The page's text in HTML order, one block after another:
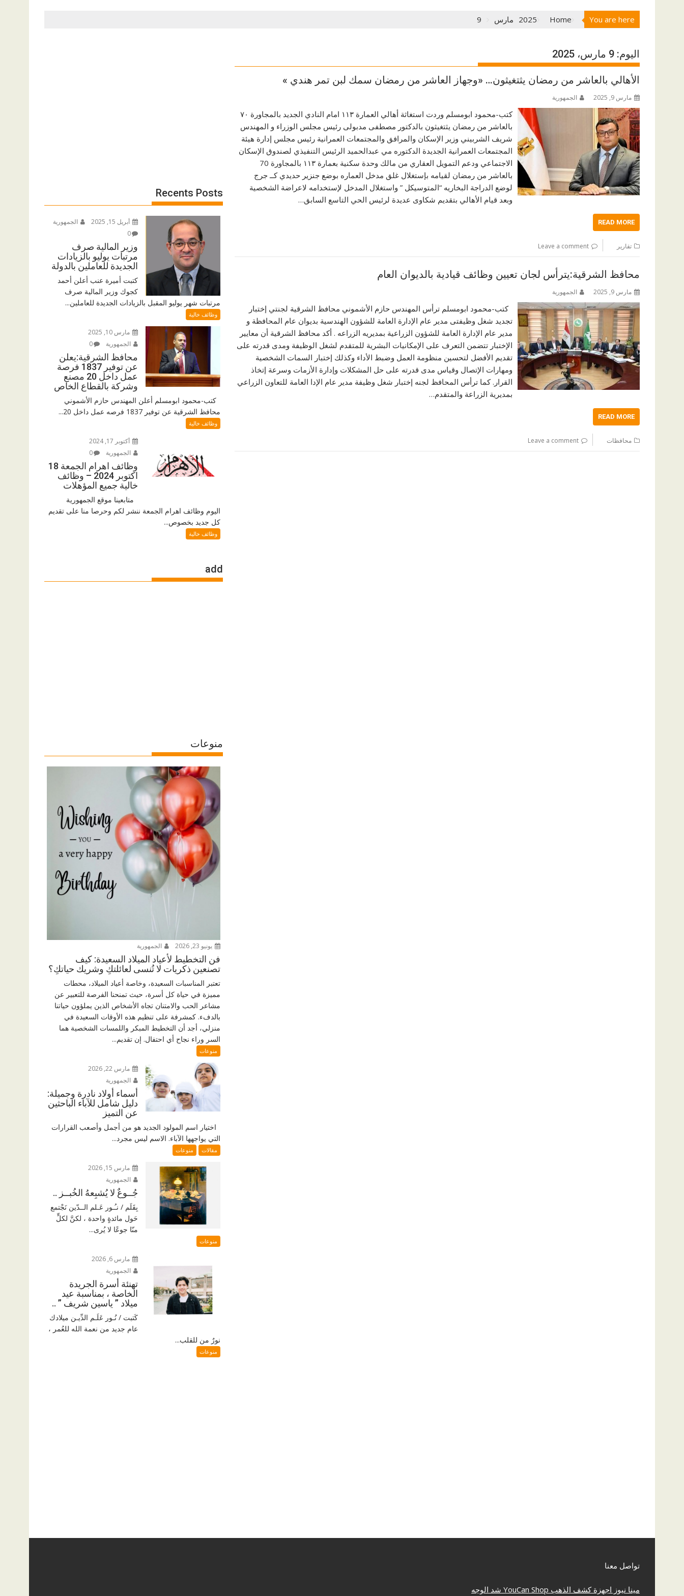
You are here
Home
2025 مارس 9
اليوم: 9 مارس، 2025
الأهالي بالعاشر من رمضان يثتغيثون… «وجهاز العاشر من رمضان سمك لبن تمر هندي »
مارس 9, 2025 الجمهورية
كتب-محمود ابومسلم وردت استغاثة أهالي العمارة ١١٣ امام النادي الجديد بالمجاورة ٧٠
بالعاشر من رمضان يثتغيثون بالدكتور مصطفى مدبولى رئيس مجلس الوزراء و المهندس
شريف الشربيني وزير الإسكان والمرافق والمجتمعات العمرانية رئيس مجلس إدارة هيئة
المجتمعات العمرانية الجديدة الدكتوره مي عبدالحميد الرئيس التنفيذي لصندوق الإسكان
الاجتماعي ودعم التمويل العقاري من مالك وحدة سكنية بعمارة ١١٣ بالمجاورة 70
بالعاشر من رمضان لقيامه بإستغلال غلق مدخل العماره بوضع جنزير حديدي كــ جرج
لوضع الدراجة البخاريه “المتوسيكل ” واستغلال المدخل لإستخدامه لاعراضة الشخصية
وبعد قيام الأهالي بتقديم شكاوى عديدة لرئيس الحي التاسع السابق…
READ MORE
تقارير Leave a comment
محافظ الشرقية:يترأس لجان تعيين وظائف قيادية بالديوان العام
مارس 9, 2025 الجمهورية
كتب-محمود ابومسلم ترأس المهندس حازم الأشموني محافظ الشرقية لجنتي إختبار
تجديد شغل وظيفتى مدير عام الإدارة العامة للشؤون الهندسية بديوان عام المحافظة و
مدير عام الإدارة العامة للشؤون الزراعية بمديريه الزراعه . أكد محافظ الشرقية أن معايير
الإختبار تتضمن التعرف على الإمكانيات البشرية للمتقدم لشغل الوظيفة ومدى قدرته على
تقديم الأفضل لتحسين منظومة العمل وضبط الأداء وكذلك إختبار السمات الشخصية
ومهارات الإتصال وقياس مدى قدرته على حل المشكلات وإدارة الأزمات وسرعة إتخاذ
القرار. كما ترأس المحافظ لجنه إختبار شغل وظيفة مدير عام الإدا العامة للتعاون الزراعي
بمديرية الزراعة والمتقدم…
READ MORE
محافظات Leave a comment
Recents Posts
أبريل 15, 2025
الجمهورية
0
وزير المالية صرف
مرتبات يوليو بالزيادات
الجديدة للعاملين بالدولة
كتبت أميرة عنب أعلن أحمد
كجوك وزير المالية صرف
مرتبات شهر يوليو المقبل بالزيادات الجديدة للعاملين...
وظائف خالية
مارس 10, 2025
الجمهورية
0
محافظ الشرقية:يعلن
عن توفير 1837 فرصة
عمل داخل 20 مصنع
وشركة بالقطاع الخاص
كتب-محمود ابومسلم أعلن المهندس حازم الأشموني
محافظ الشرقية عن توفير 1837 فرصه عمل داخل 20...
وظائف خالية
أكتوبر 17, 2024
الجمهورية
0
وظائف اهرام الجمعة 18
اكتوبر 2024 – وظائف
خالية جميع المؤهلات
متابعينا موقع الجمهورية
اليوم وظائف اهرام الجمعة ننشر لكم وحرصا منا على تقديم
كل جديد بخصوص...
وظائف خالية
add
منوعات
يونيو 23, 2026 الجمهورية
فن التخطيط لأعياد الميلاد السعيدة: كيف
تصنعين ذكريات لا تُنسى لعائلتكِ وشريك حياتكِ؟
تعتبر المناسبات السعيدة، وخاصة أعياد الميلاد، محطات
مميزة في حياة كل أسرة، حيث تمنحنا الفرصة للتعبير عن
مشاعر الحب والامتنان تجاه الأشخاص الذين يملؤون حياتنا
بالدفء. كمشرفة على تنظيم هذه الأوقات السعيدة في
منزلي، أجد أن التخطيط المبكر واللمسات الشخصية هما
السر وراء نجاح أي احتفال. إن تقديم...
منوعات
مارس 22, 2026
الجمهورية
أسماء أولاد نادرة وجميلة:
دليل شامل للآباء الباحثين
عن التميز
اختيار اسم المولود الجديد هو من أجمل وأصعب القرارات
التي يواجهها الآباء. الاسم ليس مجرد...
مقالات منوعات
مارس 15, 2026
الجمهورية
جُــوعٌ لا يُشبِعهُ الخُبــز ..
بِقَلَم / نـُـور عَـلم الــدّين نَجْتمع
حَول مائدةٍ واحدة ، لكنَّ لكلٍّ
منّا جوعًا لا يُرى...
منوعات
مارس 6, 2026
الجمهورية
تهنئة أسرة الجريدة
الخاصة ، بمناسبة عيد
ميلاد ” ياسين شريف ” ..
كَتبت / نُـور عَلَـم الدِّيـن ميلادك
عام جديد من نعمة الله للعُمر ،
نورٌ من للقلب...
منوعات
تواصل معنا
مينا نيوز اجهزة كشف الذهب YouCan Shop شد الوجه